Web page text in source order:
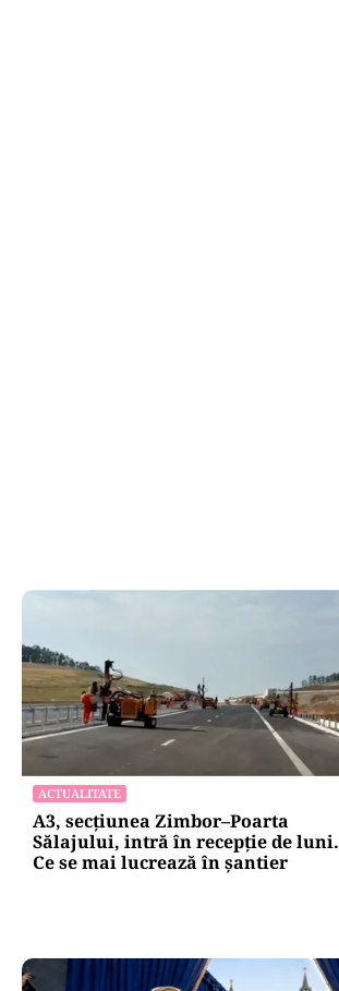
ACTUALITATE
A3, secțiunea Zimbor–Poarta
Sălajului, intră în recepție de luni.
Ce se mai lucrează în șantier